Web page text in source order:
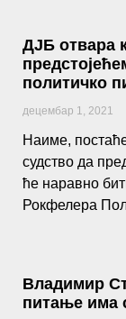
ДЈБ отвара
политичко
децембар 1, 2021
Наиме,
судство да
ће наравно
Рокфелера
Владимир
питање има